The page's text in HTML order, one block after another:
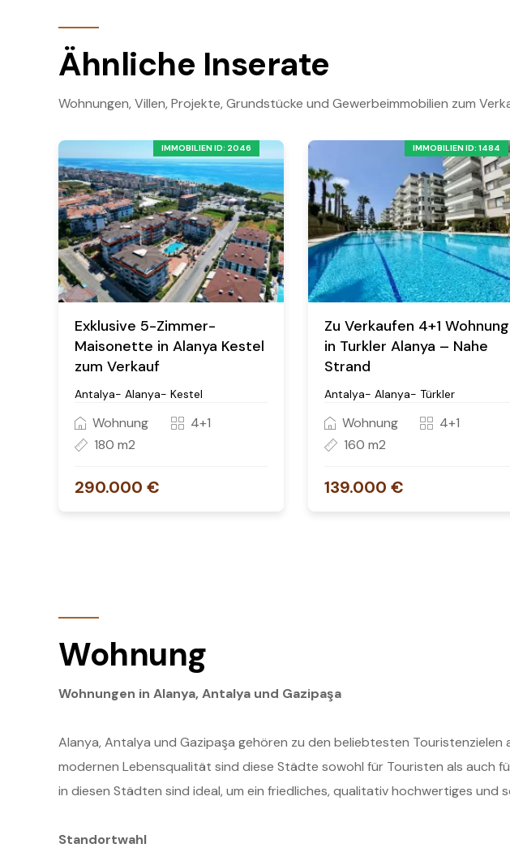
Ähnliche Inserate
Wohnungen, Villen, Projekte, Grundstücke und Gewerbeimmobilien zum
IMMOBILIEN ID: 2046
Exklusive 5-Zimmer-
Maisonette in Alanya Kestel
zum Verkauf
Antalya- Alanya- Kestel
Wohnung
4+1
180 m2
290.000 €
IMMOBILIEN ID: 1484
Zu Verkaufen 4+1 Wohnung
in Turkler Alanya – Nahe
Strand
Antalya- Alanya- Türkler
Wohnung
4+1
160 m2
139.000 €
Wohnung
Wohnungen in Alanya, Antalya und Gazipaşa
Alanya, Antalya und Gazipaşa gehören zu den beliebtesten
modernen Lebensqualität sind diese Städte sowohl für Touristen als auch
in diesen Städten sind ideal, um ein friedliches, qualitativ hochwertiges und
Standortwahl